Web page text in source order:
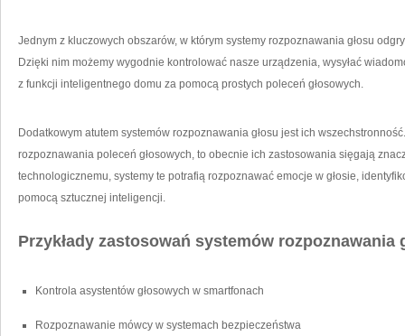
Jednym ⁣z kluczowych obszarów, w którym systemy rozpoznawania głosu
Dzięki nim ​możemy wygodnie kontrolować ⁢nasze urządzenia, wysyłać
z ‌funkcji inteligentnego domu za pomocą prostych poleceń‍ głosowych.
Dodatkowym atutem systemów rozpoznawania głosu jest ​ich
rozpoznawania poleceń głosowych, to obecnie ich zastosowania sięgają
technologicznemu, systemy te ⁣potrafią ​rozpoznawać emocje w głosie,
pomocą sztucznej inteligencji.
Przykłady zastosowań systemów⁤ rozpoznawania
Kontrola asystentów głosowych w smartfonach
Rozpoznawanie mówcy w systemach ​bezpieczeństwa